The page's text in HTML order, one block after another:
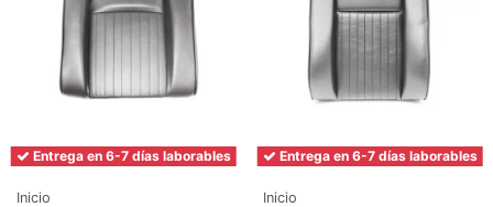
Entrega en 6-7 días laborables
Inicio
Entrega en 6-7 días laborables
Inicio